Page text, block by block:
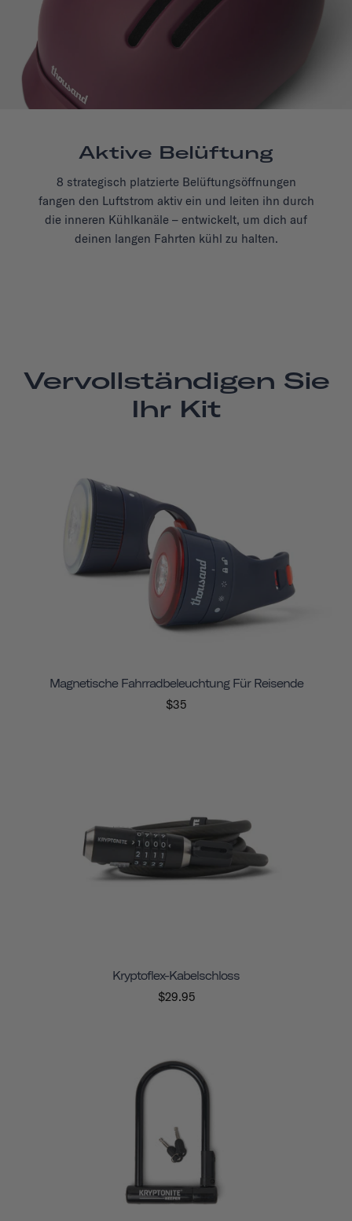
Aktive Belüftung
8 strategisch platzierte Belüftungsöffnungen
fangen den Luftstrom aktiv ein und leiten ihn durch
die inneren Kühlkanäle – entwickelt, um dich auf
deinen langen Fahrten kühl zu halten.
Vervollständigen Sie
Ihr Kit
Magnetische Fahrradbeleuchtung Für Reisende
$35
Kryptoflex-Kabelschloss
$29.95